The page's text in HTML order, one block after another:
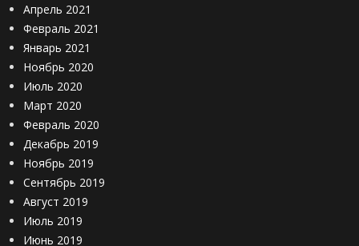
а
,
З
и
н
с
к
и
й
й
Апрель 2021
Февраль 2021
Январь 2021
Ноябрь 2020
Июль 2020
Март 2020
Февраль 2020
Декабрь 2019
Ноябрь 2019
Сентябрь 2019
Август 2019
Июль 2019
Июнь 2019